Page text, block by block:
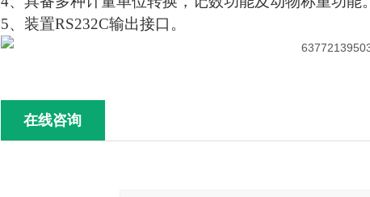
5、装置RS232C输出接口。
在线咨询